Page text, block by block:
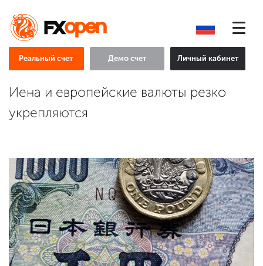
Реальный счет Демо счет Личный кабинет
Иена и европейские валюты резко
укрепляются